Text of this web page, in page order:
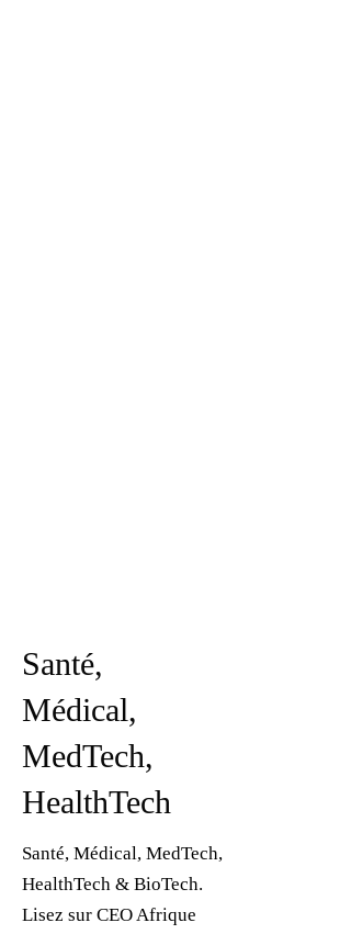
Santé,
Médical,
MedTech,
HealthTech
Santé, Médical, MedTech,
HealthTech & BioTech.
Lisez sur CEO Afrique